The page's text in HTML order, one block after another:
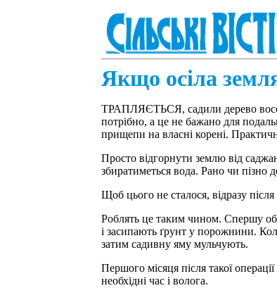
Якщо осіла
ТРАПЛЯЄТЬСЯ, садили дерево
потрібно, а це не бажано для
прищепи на власні корені.
Просто відгорнути землю від
збиратиметься вода. Рано чи пізно
Щоб цього не сталося, відразу
Роблять це таким чином. Спершу
і засипають ґрунт у порожнини.
затим садивну яму мульчують.
Першого місяця після такої
необхідні час і волога.